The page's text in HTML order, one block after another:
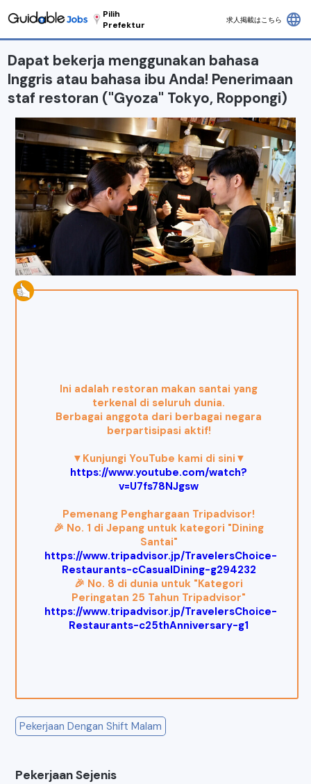
Pilih
Prefektur
求人掲載はこちら language
Dapat bekerja menggunakan bahasa
Inggris atau bahasa ibu Anda! Penerimaan
staf restoran ("Gyoza" Tokyo, Roppongi)
Ini adalah restoran makan santai yang
terkenal di seluruh dunia.
Berbagai anggota dari berbagai negara
berpartisipasi aktif!
▼Kunjungi YouTube kami di sini▼
https://www.youtube.com/watch?
v=U7fs78NJgsw
Pemenang Penghargaan Tripadvisor!
🎉 No. 1 di Jepang untuk kategori "Dining
Santai"
https://www.tripadvisor.jp/TravelersChoice-
Restaurants-cCasualDining-g294232
🎉 No. 8 di dunia untuk "Kategori
Peringatan 25 Tahun Tripadvisor"
https://www.tripadvisor.jp/TravelersChoice-
Restaurants-c25thAnniversary-g1
Pekerjaan Dengan Shift Malam
Pekerjaan Sejenis